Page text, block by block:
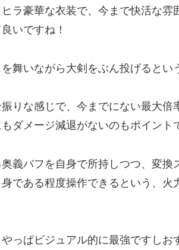
ラ豪華な衣装で、今まで快活な雰
いですね！
舞いながら大剣をぶん投げるとい
りな感じで、今までにない最大倍
ダメージ減退がないのもポイント
義バフを自身で所持しつつ、変換
である程度操作できるという、
っぱビジュアル的に最強ですしお